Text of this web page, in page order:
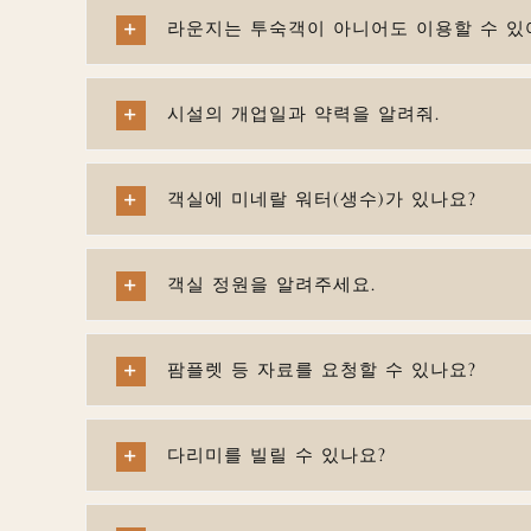
라운지는 투숙객이 아니어도 이용할 수 있
시설의 개업일과 약력을 알려줘.
객실에 미네랄 워터(생수)가 있나요?
객실 정원을 알려주세요.
팜플렛 등 자료를 요청할 수 있나요?
다리미를 빌릴 수 있나요?